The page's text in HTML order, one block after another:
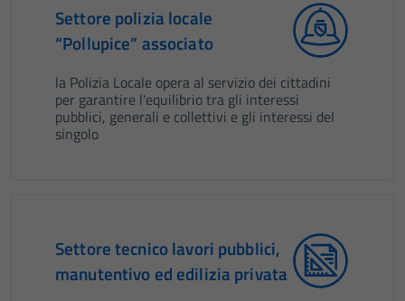
Settore polizia locale
“Pollupice” associato
la Polizia Locale opera al servizio dei cittadini
per garantire l'equilibrio tra gli interessi
pubblici, generali e collettivi e gli interessi del
singolo
Settore tecnico lavori pubblici,
manutentivo ed edilizia privata